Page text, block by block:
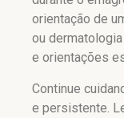
orientação de
ou
e orientações
Continue
e persistente.